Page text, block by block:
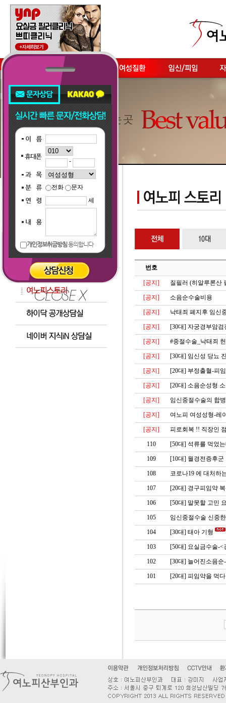
-
전화
문자
세
개인정보취금방침동의합니다
번호
[공지] 질필러 (히알루론산
[공지] 소음순수술비용
[공지] 낙태죄 폐지후 임신
[공지] [30대] 자궁경부암검
[공지] #중절수술_낙태죄
[공지] [30대] 임신성 당뇨
[공지] [20대] 부정출혈-피
[공지] [20대] 소음순성형
[공지] 임신중절수술의 합
[공지] 여노피 여성성형-레
[공지] 피로회복 !! 직장인
110 [50대] 석류를 먹었
109 [10대] 월경전증후군
108 코로나19 에 대처하
107 [20대] 경구피임약
106 [50대] 말못할 고민
105 임신중절수술 신중
104 [30대] 태아 기형
103 [50대] 요실금수술-<
102 [30대] 늘어진소음
101 [20대] 피임약을 먹